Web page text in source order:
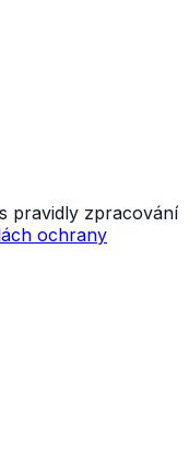
pravidly zpracování
ochrany